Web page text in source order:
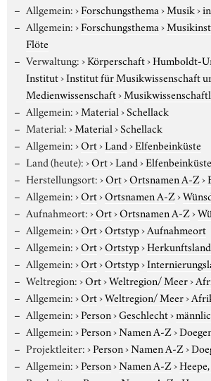
Allgemein:›Forschungsthema›Musik›
Allgemein:›Forschungsthema›
Flöte
Verwaltung:›Körperschaft›Humboldt-
Institut›Institut für Musikwissenschaft
Medienwissenschaft›
Allgemein:›Material›Schellack
Material:›Material›Schellack
Allgemein:›Ort›Land›Elfenbeinküste
Land (heute):›Ort›Land›Elfenbeinküste
Herstellungsort:›Ort›Ortsnamen A-Z›
Allgemein:›Ort›Ortsnamen A-Z›
Aufnahmeort:›Ort›Ortsnamen A-Z›
Allgemein:›Ort›Ortstyp›Aufnahmeort
Allgemein:›Ort›Ortstyp›Herkunftsland
Allgemein:›Ort›Ortstyp›
Weltregion:›Ort›Weltregion/ Meer›
Allgemein:›Ort›Weltregion/ Meer›
Allgemein:›Person›Geschlecht›
Allgemein:›Person›Namen A-Z›
Projektleiter:›Person›Namen A-Z›
Allgemein:›Person›Namen A-Z›